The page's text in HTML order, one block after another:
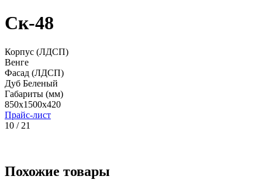
Ск-48
Корпус (ЛДСП)
Венге
Фасад (ЛДСП)
Дуб Беленый
Габариты (мм)
850x1500x420
Прайс-лист
10 / 21
Похожие товары